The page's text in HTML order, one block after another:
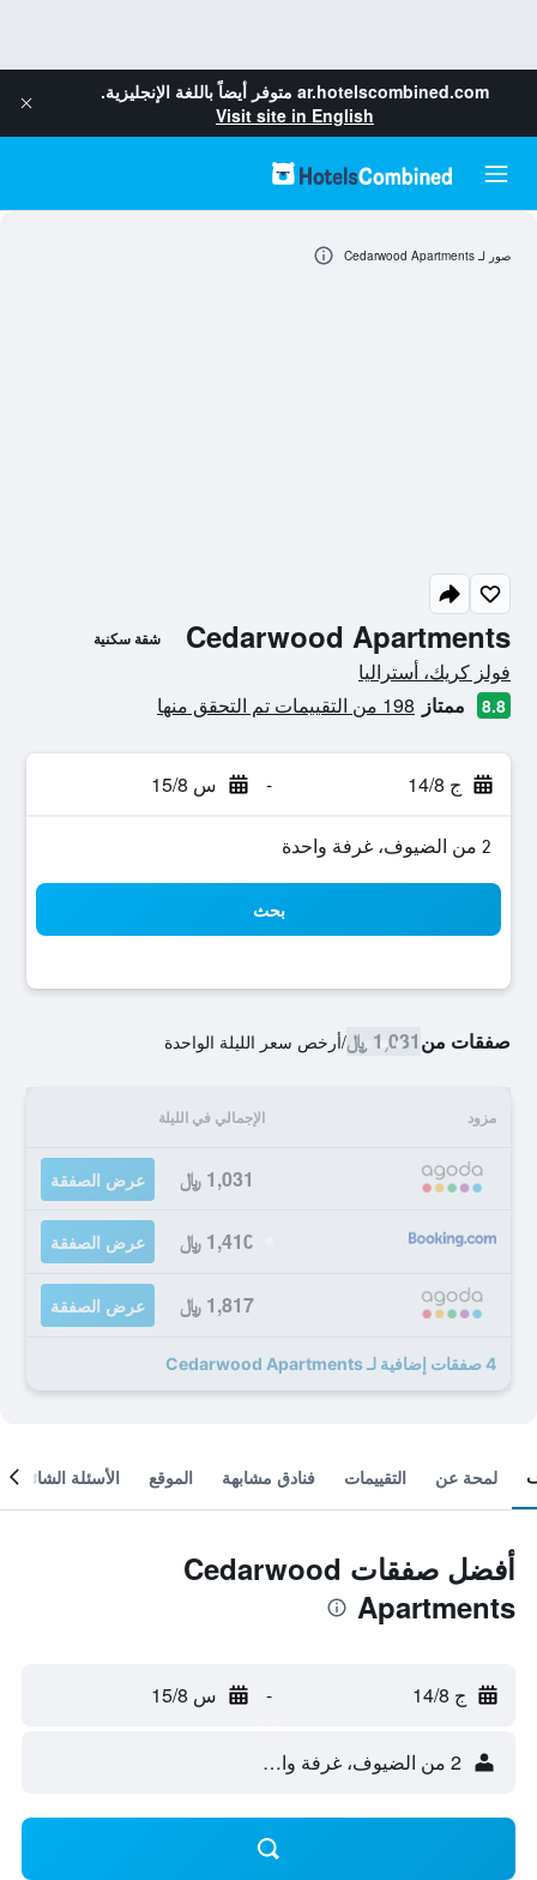
ar.hotelscombined.com متوفر أيضاً باللغة الإنجليزية.
Visit site in English
Cedarwood Apartments شقة سكنية
تقييم فئة 0
فولز كريك، أستراليا
8.8 ممتاز 198 من التقييمات تم التحقق منها
ج 14/8 - س 15/8
2 من الضيوف، غرفة واحدة
بحث
صفقات من1,031 ﷼ /أرخص سعر الليلة الواحدة
مزود الإجمالي في الليلة
1,031 ﷼ عرض الصفقة
1,410 ﷼ عرض الصفقة
1,817 ﷼ عرض الصفقة
4 صفقات إضافية لـ Cedarwood Apartments
صور لـ Cedarwood Apartments
لمحة عن التقييمات فنادق مشابهة الموقع الأسئلة الشائعة
أفضل صفقات Cedarwood
Apartments
ج 14/8 - س 15/8
2 من الضيوف، غرفة واحدة